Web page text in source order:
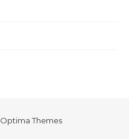
Optima Themes